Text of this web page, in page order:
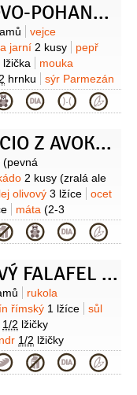
CUKETOVO-POHANKOVÉ PLACKY
vejce
jarní 2 kusy
pepř
lžička
mouka
hrnku
sýr Parmezán
ghí
CARPACCIO Z AVOKÁDA A RAJČETE
(pevná
2 kusy (zralá ale
olivový 3 lžíce
ocet
máta (2-3
kůra
1 lžička
dýňová
CIZRNOVÝ FALAFEL S RUKOLOU
rukola
římský 1 lžíce
sůl
1/2 lžičky
1/2 lžičky
chilli1 špetka
olej
smažení) jogurt